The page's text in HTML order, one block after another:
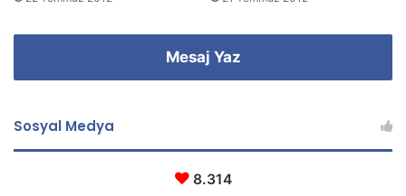
Mesaj Yaz
Sosyal Medya
8.314